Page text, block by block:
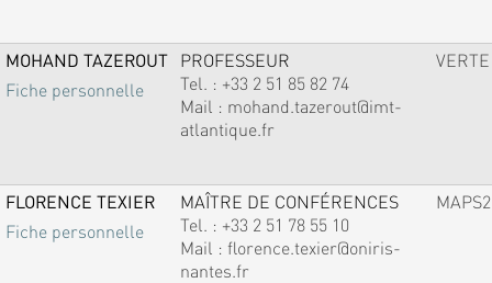
MOHAND TAZEROUT
Fiche personnelle
PROFESSEUR
Tel. : +33 2 51 85 82 74
Mail : mohand.tazerout@imt-
atlantique.fr
VERTE
FLORENCE TEXIER
Fiche personnelle
MAÎTRE DE CONFÉRENCES
Tel. : +33 2 51 78 55 10
Mail : florence.texier@oniris-
nantes.fr
MAPS2